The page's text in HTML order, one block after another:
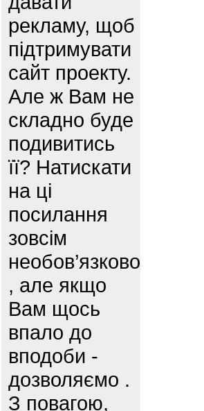
рекламу, щоб
підтримувати
сайт проекту.
Але ж Вам не
складно буде
подивитись
її? Натискати
на ці
посилання
зовсім
необов’язково
, але якщо
Вам щось
впало до
вподоби -
дозволяємо .
З повагою,